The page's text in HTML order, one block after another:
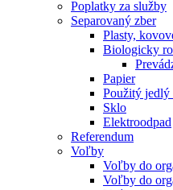
Poplatky za služby
Separovaný zber
Plasty,
Biologicky
Papier
Použitý jedlý
Sklo
Elektroodpad
Referendum
Voľby
Voľby do
Voľby do